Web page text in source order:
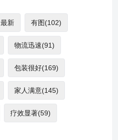
最新 有图(102)
物流迅速(91)
包装很好(169)
家人满意(145)
疗效显著(59)